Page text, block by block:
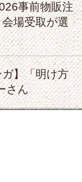
事前物販注
場受取が選
】「明け方
さん